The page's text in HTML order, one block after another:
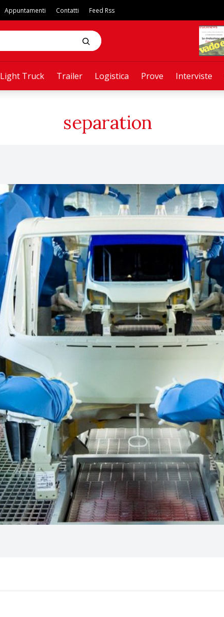
Light Truck Trailer Logistica Prove Interviste
Appuntamenti Contatti Feed Rss
separation